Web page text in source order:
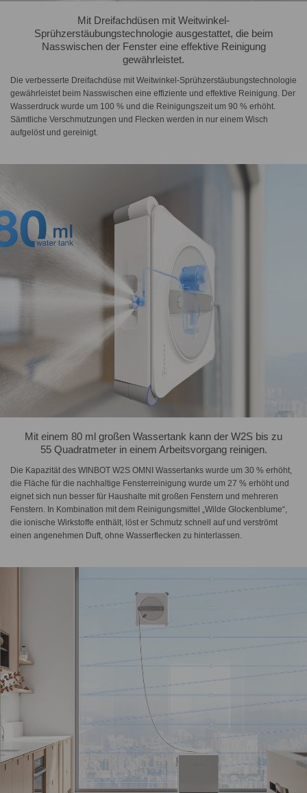
Mit Dreifachdüsen mit Weitwinkel-
Sprühzerstäubungstechnologie ausgestattet, die beim
Nasswischen der Fenster eine effektive Reinigung
gewährleistet.
Die verbesserte Dreifachdüse mit Weitwinkel-Sprühzerstäubungstechnologie
gewährleistet beim Nasswischen eine effiziente und effektive Reinigung. Der
Wasserdruck wurde um 100 % und die Reinigungszeit um 90 % erhöht.
Sämtliche Verschmutzungen und Flecken werden in nur einem Wisch
aufgelöst und gereinigt.
Mit einem 80 ml großen Wassertank kann der W2S bis zu
55 Quadratmeter in einem Arbeitsvorgang reinigen.
Die Kapazität des WINBOT W2S OMNI Wassertanks wurde um 30 % erhöht,
die Fläche für die nachhaltige Fensterreinigung wurde um 27 % erhöht und
eignet sich nun besser für Haushalte mit großen Fenstern und mehreren
Fenstern. In Kombination mit dem Reinigungsmittel „Wilde Glockenblume“,
die ionische Wirkstoffe enthält, löst er Schmutz schnell auf und verströmt
einen angenehmen Duft, ohne Wasserflecken zu hinterlassen.